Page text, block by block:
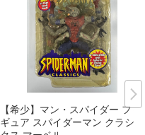
【希少】マン・スパイダー フィ
ギュア スパイダーマン クラシッ